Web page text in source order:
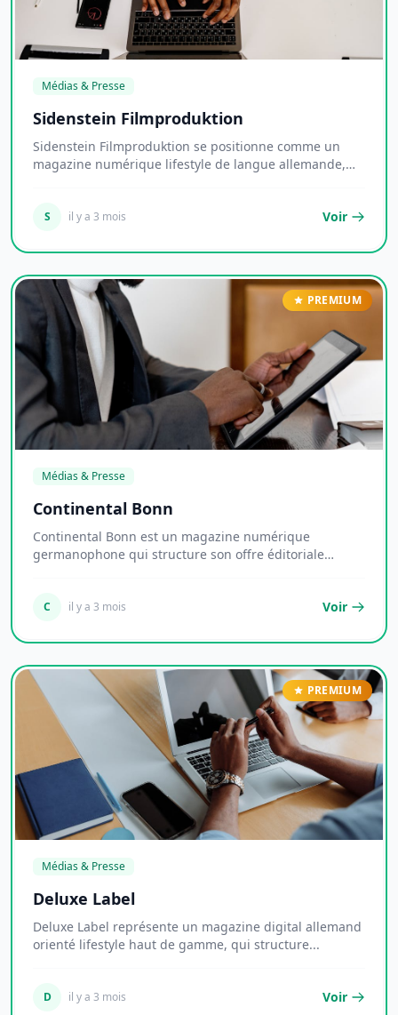
Médias & Presse
Sidenstein Filmproduktion
Sidenstein Filmproduktion se positionne comme un
magazine numérique lifestyle de langue allemande,
S il y a 3 mois Voir
PREMIUM
Médias & Presse
Continental Bonn
Continental Bonn est un magazine numérique
germanophone qui structure son offre éditoriale
C il y a 3 mois Voir
PREMIUM
Médias & Presse
Deluxe Label
Deluxe Label représente un magazine digital allemand
orienté lifestyle haut de gamme, qui structure...
D il y a 3 mois Voir